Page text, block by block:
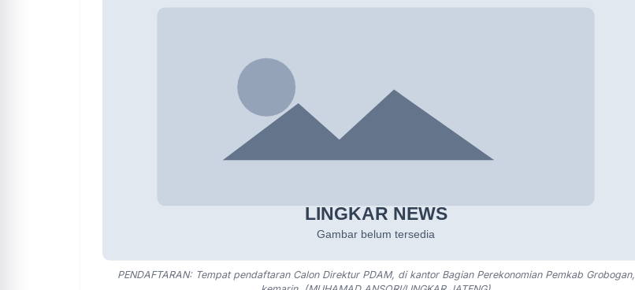
PENDAFTARAN: Tempat pendaftaran Calon Direktur PDAM, di kantor Bagian Perekonomian Pemkab Grobogan,